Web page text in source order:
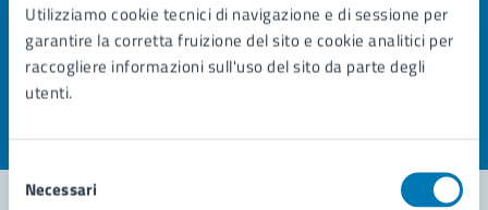
Utilizziamo cookie tecnici di navigazione e di sessione per
garantire la corretta fruizione del sito e cookie analitici per
raccogliere informazioni sull'uso del sito da parte degli
utenti.
Selezione
delNecessari
Quanto sono chiare le informazioni su questa
pagina?
Valuta la chiarezza delle informazioni (da 1 a 5 stelle)